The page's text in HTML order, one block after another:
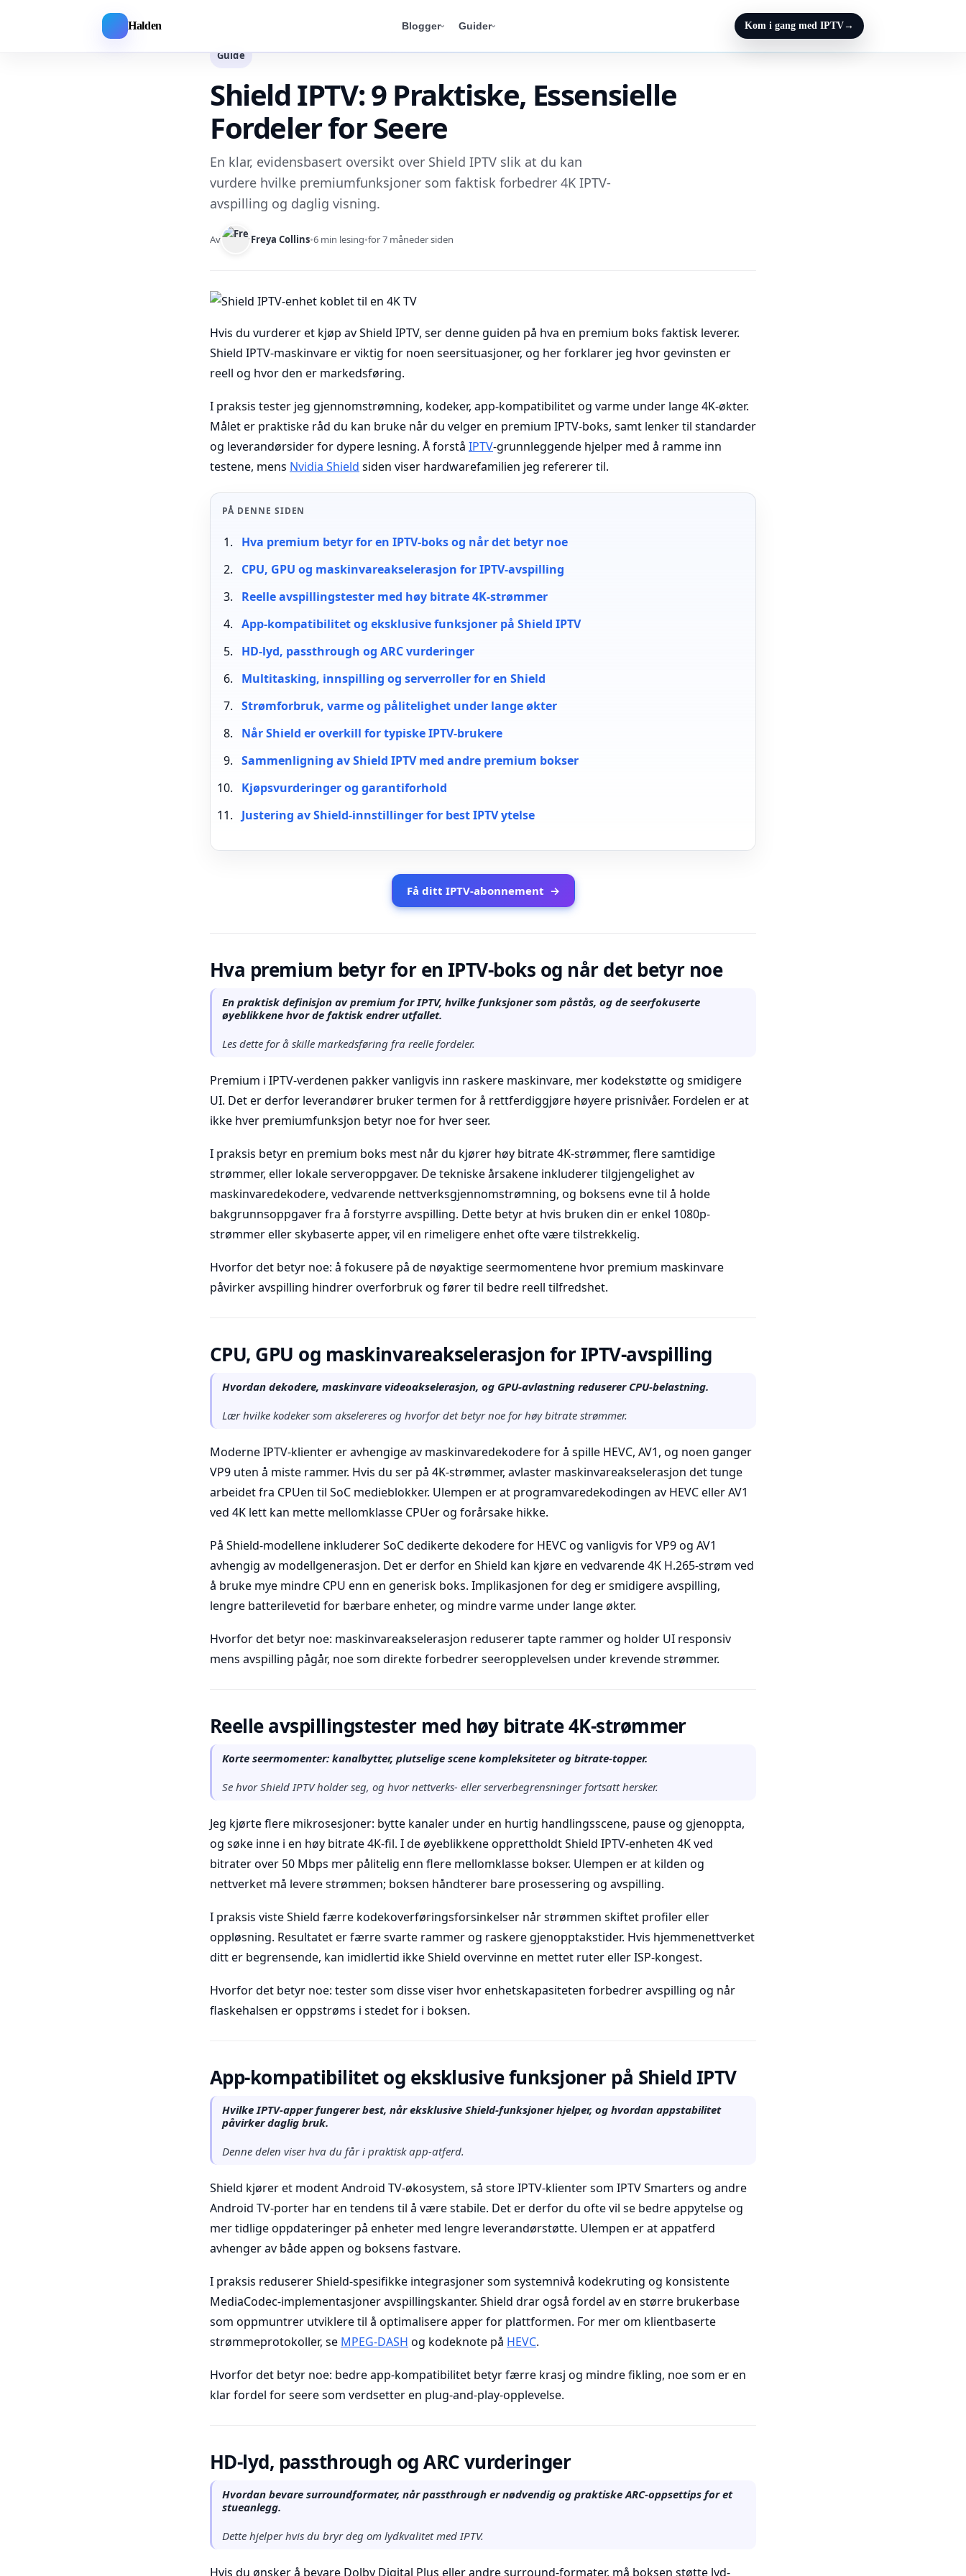
Halden Blogger Guider Kom i gang med IPTV→
Guide
Shield IPTV: 9 Praktiske, Essensielle
Fordeler for Seere
En klar, evidensbasert oversikt over Shield IPTV slik at du kan
vurdere hvilke premiumfunksjoner som faktisk forbedrer 4K IPTV-
avspilling og daglig visning.
Av Freya Collins•6 min lesing•for 7 måneder siden
Hvis du vurderer et kjøp av Shield IPTV, ser denne guiden på hva en premium boks faktisk leverer.
Shield IPTV-maskinvare er viktig for noen seersituasjoner, og her forklarer jeg hvor gevinsten er
reell og hvor den er markedsføring.
I praksis tester jeg gjennomstrømning, kodeker, app-kompatibilitet og varme under lange 4K-økter.
Målet er praktiske råd du kan bruke når du velger en premium IPTV-boks, samt lenker til standarder
og leverandørsider for dypere lesning. Å forstå IPTV-grunnleggende hjelper med å ramme inn
testene, mens Nvidia Shield siden viser hardwarefamilien jeg refererer til.
PÅ DENNE SIDEN
Hva premium betyr for en IPTV-boks og når det betyr noe
CPU, GPU og maskinvareakselerasjon for IPTV-avspilling
Reelle avspillingstester med høy bitrate 4K-strømmer
App-kompatibilitet og eksklusive funksjoner på Shield IPTV
HD-lyd, passthrough og ARC vurderinger
Multitasking, innspilling og serverroller for en Shield
Strømforbruk, varme og pålitelighet under lange økter
Når Shield er overkill for typiske IPTV-brukere
Sammenligning av Shield IPTV med andre premium bokser
Kjøpsvurderinger og garantiforhold
Justering av Shield-innstillinger for best IPTV ytelse
Få ditt IPTV-abonnement →
Hva premium betyr for en IPTV-boks og når det betyr noe
En praktisk definisjon av premium for IPTV, hvilke funksjoner som påstås, og de seerfokuserte
øyeblikkene hvor de faktisk endrer utfallet.
Les dette for å skille markedsføring fra reelle fordeler.
Premium i IPTV-verdenen pakker vanligvis inn raskere maskinvare, mer kodekstøtte og smidigere
UI. Det er derfor leverandører bruker termen for å rettferdiggjøre høyere prisnivåer. Fordelen er at
ikke hver premiumfunksjon betyr noe for hver seer.
I praksis betyr en premium boks mest når du kjører høy bitrate 4K-strømmer, flere samtidige
strømmer, eller lokale serveroppgaver. De tekniske årsakene inkluderer tilgjengelighet av
maskinvaredekodere, vedvarende nettverksgjennomstrømning, og boksens evne til å holde
bakgrunnsoppgaver fra å forstyrre avspilling. Dette betyr at hvis bruken din er enkel 1080p-
strømmer eller skybaserte apper, vil en rimeligere enhet ofte være tilstrekkelig.
Hvorfor det betyr noe: å fokusere på de nøyaktige seermomentene hvor premium maskinvare
påvirker avspilling hindrer overforbruk og fører til bedre reell tilfredshet.
CPU, GPU og maskinvareakselerasjon for IPTV-avspilling
Hvordan dekodere, maskinvare videoakselerasjon, og GPU-avlastning reduserer CPU-belastning.
Lær hvilke kodeker som akselereres og hvorfor det betyr noe for høy bitrate strømmer.
Moderne IPTV-klienter er avhengige av maskinvaredekodere for å spille HEVC, AV1, og noen ganger
VP9 uten å miste rammer. Hvis du ser på 4K-strømmer, avlaster maskinvareakselerasjon det tunge
arbeidet fra CPUen til SoC medieblokker. Ulempen er at programvaredekodingen av HEVC eller AV1
ved 4K lett kan mette mellomklasse CPUer og forårsake hikke.
På Shield-modellene inkluderer SoC dedikerte dekodere for HEVC og vanligvis for VP9 og AV1
avhengig av modellgenerasjon. Det er derfor en Shield kan kjøre en vedvarende 4K H.265-strøm ved
å bruke mye mindre CPU enn en generisk boks. Implikasjonen for deg er smidigere avspilling,
lengre batterilevetid for bærbare enheter, og mindre varme under lange økter.
Hvorfor det betyr noe: maskinvareakselerasjon reduserer tapte rammer og holder UI responsiv
mens avspilling pågår, noe som direkte forbedrer seeropplevelsen under krevende strømmer.
Reelle avspillingstester med høy bitrate 4K-strømmer
Korte seermomenter: kanalbytter, plutselige scene kompleksiteter og bitrate-topper.
Se hvor Shield IPTV holder seg, og hvor nettverks- eller serverbegrensninger fortsatt hersker.
Jeg kjørte flere mikrosesjoner: bytte kanaler under en hurtig handlingsscene, pause og gjenoppta,
og søke inne i en høy bitrate 4K-fil. I de øyeblikkene opprettholdt Shield IPTV-enheten 4K ved
bitrater over 50 Mbps mer pålitelig enn flere mellomklasse bokser. Ulempen er at kilden og
nettverket må levere strømmen; boksen håndterer bare prosessering og avspilling.
I praksis viste Shield færre kodekoverføringsforsinkelser når strømmen skiftet profiler eller
oppløsning. Resultatet er færre svarte rammer og raskere gjenopptakstider. Hvis hjemmenettverket
ditt er begrensende, kan imidlertid ikke Shield overvinne en mettet ruter eller ISP-kongest.
Hvorfor det betyr noe: tester som disse viser hvor enhetskapasiteten forbedrer avspilling og når
flaskehalsen er oppstrøms i stedet for i boksen.
App-kompatibilitet og eksklusive funksjoner på Shield IPTV
Hvilke IPTV-apper fungerer best, når eksklusive Shield-funksjoner hjelper, og hvordan appstabilitet
påvirker daglig bruk.
Denne delen viser hva du får i praktisk app-atferd.
Shield kjører et modent Android TV-økosystem, så store IPTV-klienter som IPTV Smarters og andre
Android TV-porter har en tendens til å være stabile. Det er derfor du ofte vil se bedre appytelse og
mer tidlige oppdateringer på enheter med lengre leverandørstøtte. Ulempen er at appatferd
avhenger av både appen og boksens fastvare.
I praksis reduserer Shield-spesifikke integrasjoner som systemnivå kodekruting og konsistente
MediaCodec-implementasjoner avspillingskanter. Shield drar også fordel av en større brukerbase
som oppmuntrer utviklere til å optimalisere apper for plattformen. For mer om klientbaserte
strømmeprotokoller, se MPEG-DASH og kodeknote på HEVC.
Hvorfor det betyr noe: bedre app-kompatibilitet betyr færre krasj og mindre fikling, noe som er en
klar fordel for seere som verdsetter en plug-and-play-opplevelse.
HD-lyd, passthrough og ARC vurderinger
Hvordan bevare surroundformater, når passthrough er nødvendig og praktiske ARC-oppsettips for et
stueanlegg.
Dette hjelper hvis du bryr deg om lydkvalitet med IPTV.
Hvis du ønsker å bevare Dolby Digital Plus eller andre surround-formater, må boksen støtte lyd-